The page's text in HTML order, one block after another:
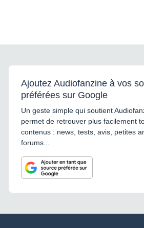
Ajoutez Audiofanzine à vos
préférées sur Google
Un geste simple qui soutient
permet de retrouver plus facilement
contenus : news, tests, avis, petites
forums...